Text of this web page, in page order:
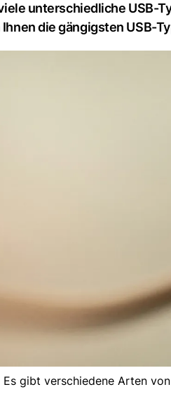
unterschiedliche USB-
die gängigsten USB-
Es gibt verschiedene Arten